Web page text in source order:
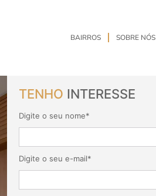
BAIRROS SOBRE NÓS
TENHO INTERESSE
Digite o seu nome*
Digite o seu e-mail*